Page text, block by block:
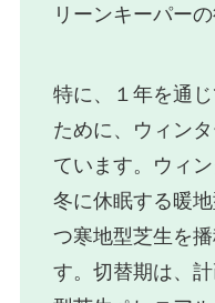
リーンキーパー
特に、１年を通
ために、ウィン
ています。ウィ
冬に休眠する暖
つ寒地型芝生を
す。切替期は、